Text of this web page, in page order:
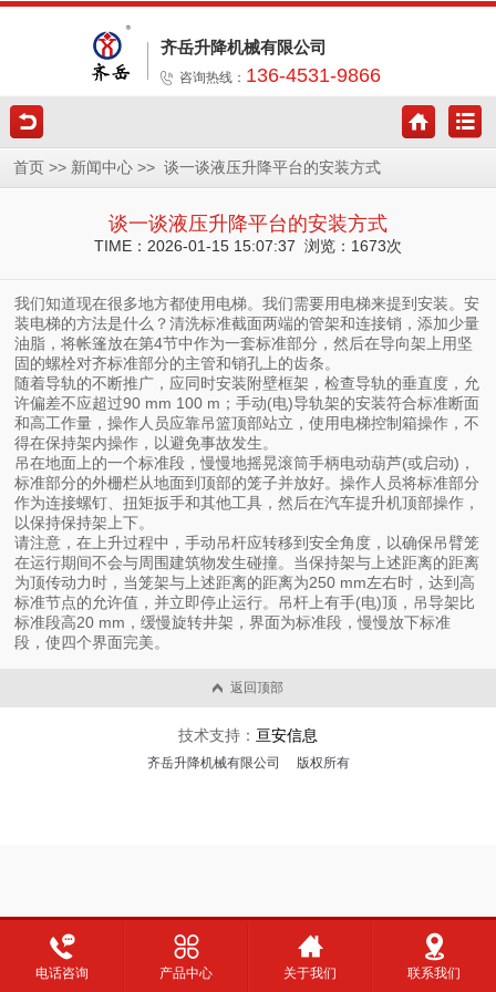
齐岳升降机械有限公司
咨询热线： 136-4531-9866
首页 >> 新闻中心 >> 谈一谈液压升降平台的安装方式
谈一谈液压升降平台的安装方式
TIME：2026-01-15 15:07:37 浏览：1673次
我们知道现在很多地方都使用电梯。我们需要用电梯来提到安装。安
装电梯的方法是什么？清洗标准截面两端的管架和连接销，添加少量
油脂，将帐篷放在第4节中作为一套标准部分，然后在导向架上用坚
固的螺栓对齐标准部分的主管和销孔上的齿条。
随着导轨的不断推广，应同时安装附壁框架，检查导轨的垂直度，允
许偏差不应超过90 mm 100 m；手动(电)导轨架的安装符合标准断面
和高工作量，操作人员应靠吊篮顶部站立，使用电梯控制箱操作，不
得在保持架内操作，以避免事故发生。
吊在地面上的一个标准段，慢慢地摇晃滚筒手柄电动葫芦(或启动)，
标准部分的外栅栏从地面到顶部的笼子并放好。操作人员将标准部分
作为连接螺钉、扭矩扳手和其他工具，然后在汽车提升机顶部操作，
以保持保持架上下。
请注意，在上升过程中，手动吊杆应转移到安全角度，以确保吊臂笼
在运行期间不会与周围建筑物发生碰撞。当保持架与上述距离的距离
为顶传动力时，当笼架与上述距离的距离为250 mm左右时，达到高
标准节点的允许值，并立即停止运行。吊杆上有手(电)顶，吊导架比
标准段高20 mm，缓慢旋转井架，界面为标准段，慢慢放下标准
段，使四个界面完美。
返回顶部
技术支持： 亘安信息
齐岳升降机械有限公司 版权所有
电话咨询 产品中心 关于我们 联系我们